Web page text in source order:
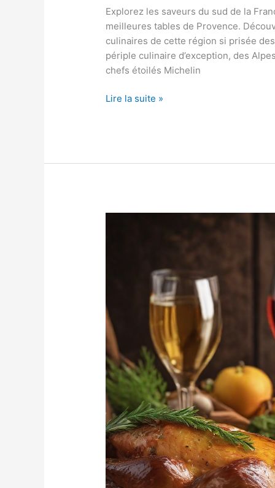
Explorez les saveurs du sud de la
meilleures tables de Provence.
culinaires de cette région si prisée
périple culinaire d’exception, des
chefs étoilés Michelin
Guide
Lire la suite »